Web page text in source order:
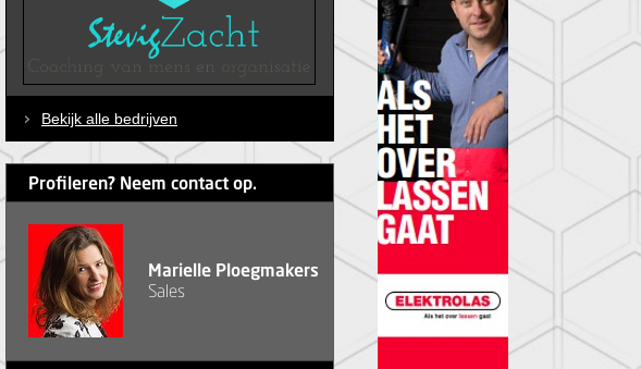
Bekijk alle bedrijven
Profileren? Neem contact op.
Marielle Ploegmakers
Sales